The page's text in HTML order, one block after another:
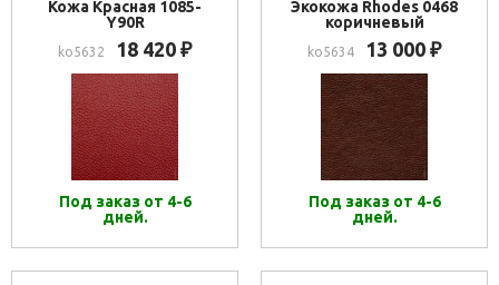
Кожа Красная 1085-
Y90R
ko5632 18 420 ₽
Под заказ от 4-6
дней.
Экокожа Rhodes 0468
коричневый
ko5634 13 000 ₽
Под заказ от 4-6
дней.